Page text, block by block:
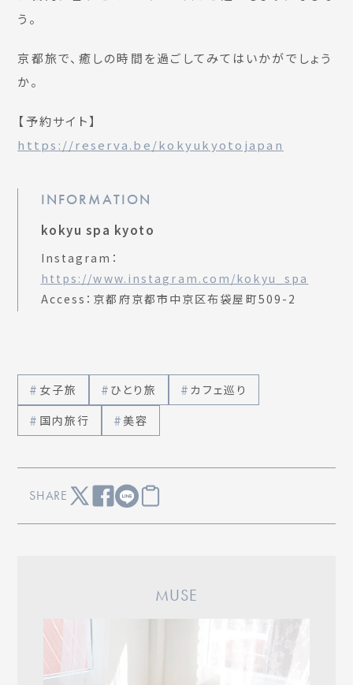
う。
京都旅で、癒しの時間を過ごしてみてはいかがでしょう
か。
【予約サイト】
https://reserva.be/kokyukyotojapan
INFORMATION
kokyu spa kyoto
Instagram：
https://www.instagram.com/kokyu_spa
Access：京都府京都市中京区布袋屋町509-2
女子旅 ひとり旅
カフェ巡り
国内旅行
美容
SHARE
MUSE